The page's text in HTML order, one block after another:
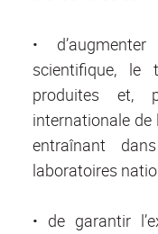
•
scientifique, le
produites et,
internationale de
entraînant
laboratoires
• de garantir